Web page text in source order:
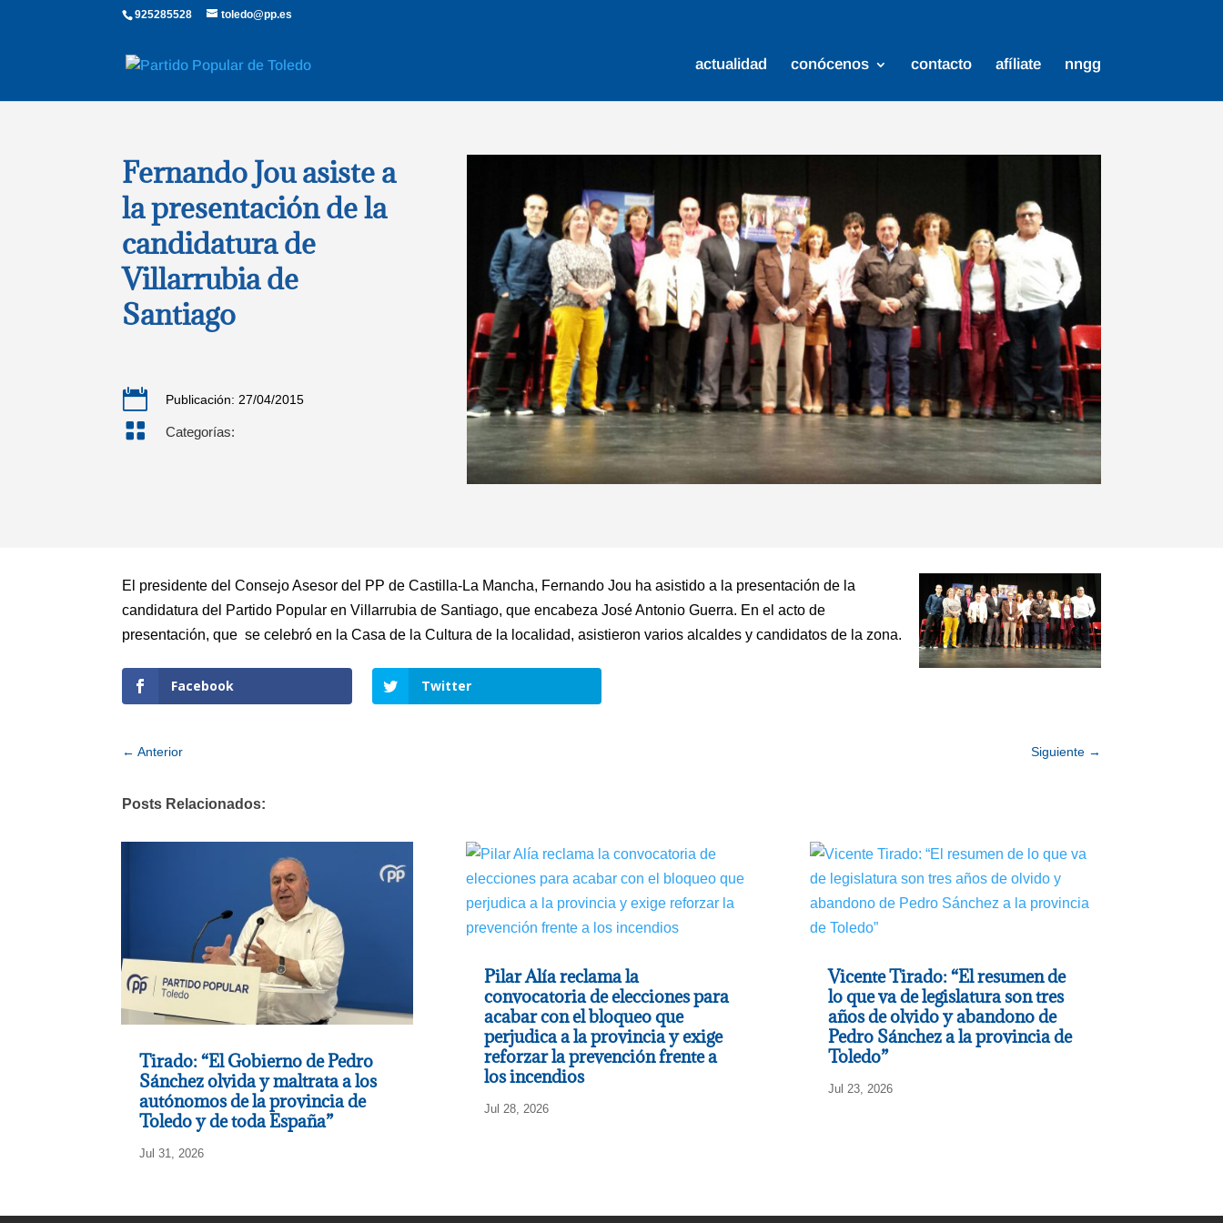
925285528 toledo@pp.es
actualidad conócenos contacto afíliate nngg
Fernando Jou asiste a
la presentación de la
candidatura de
Villarrubia de
Santiago
 Publicación: 27/04/2015
 Categorías:
El presidente del Consejo Asesor del PP de Castilla-La Mancha, Fernando Jou ha asistido a la presentación de la
candidatura del Partido Popular en Villarrubia de Santiago, que encabeza José Antonio Guerra. En el acto de
presentación, que se celebró en la Casa de la Cultura de la localidad, asistieron varios alcaldes y candidatos de la zona.
Facebook Twitter
←Anterior Siguiente→
Posts Relacionados:
Tirado: “El Gobierno de Pedro
Sánchez olvida y maltrata a los
autónomos de la provincia de
Toledo y de toda España”
Jul 31, 2026
Pilar Alía reclama la
convocatoria de elecciones para
acabar con el bloqueo que
perjudica a la provincia y exige
reforzar la prevención frente a
los incendios
Jul 28, 2026
Vicente Tirado: “El resumen de
lo que va de legislatura son tres
años de olvido y abandono de
Pedro Sánchez a la provincia de
Toledo”
Jul 23, 2026